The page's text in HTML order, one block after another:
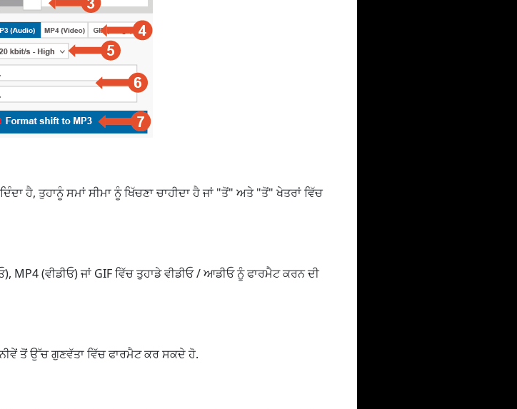
ਹੈ, ਤੁਹਾਨੂੰ ਸਮਾਂ ਸੀਮਾ ਨੂੰ ਖਿੱਚਣਾ ਚਾਹੀਦਾ ਹੈ ਜਾਂ "ਤੋਂ" ਅਤੇ "ਤੋਂ" ਖੇਤਰਾਂ ਵਿੱਚ
MP4 (ਵੀਡੀਓ) ਜਾਂ GIF ਵਿੱਚ ਤੁਹਾਡੇ ਵੀਡੀਓ / ਆਡੀਓ ਨੂੰ ਫਾਰਮੈਟ ਕਰਨ ਦੀ
ਤੋਂ ਉੱਚ ਗੁਣਵੱਤਾ ਵਿੱਚ ਫਾਰਮੈਟ ਕਰ ਸਕਦੇ ਹੋ.